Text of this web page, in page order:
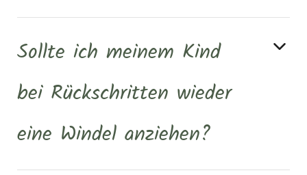
Sollte ich meinem Kind
bei Rückschritten wieder
eine Windel anziehen?